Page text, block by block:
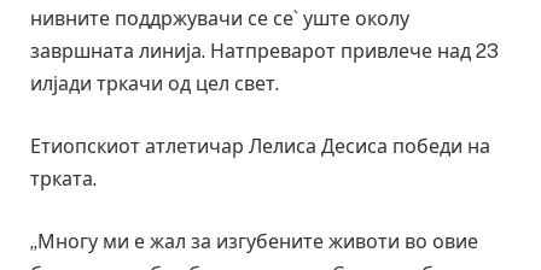
нивните поддржувачи се се` уште околу
завршната линија. Натпреварот привлече над 23
илјади тркачи од цел свет.
Етиопскиот атлетичар Лелиса Десиса победи на
трката.
„Многу ми е жал за изгубените животи во овие